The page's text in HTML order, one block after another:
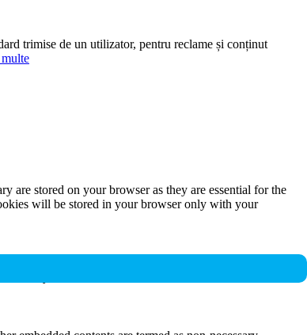
trimise de un utilizator, pentru reclame și conținut
are stored on your browser as they are essential for the
will be stored in your browser only with your